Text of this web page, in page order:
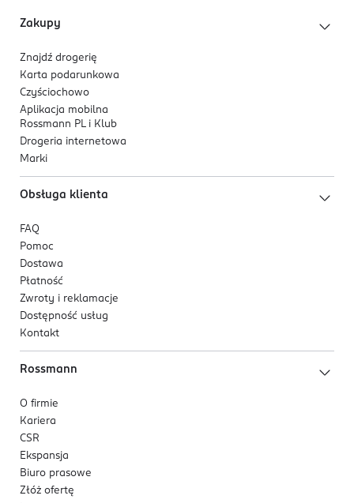
poważne zagrożenie dla zdrowia. Unikać kontaktu z
Unikać kontaktu z tekstyliami i innymi powierzchniami
- produkt może powodować powstanie trwałych plam.
OSOBA/PODMIOT ODPOWIEDZIALNY
Dirk Rossmann GmbH
Isernhägener Straße 16
Burgwedel
DE-Niemcy
4 047196 046630
Zakupy
Znajdź drogerię
Karta podarunkowa
Czyściochowo
Aplikacja mobilna
Rossmann PL i Klub
Drogeria internetowa
Marki
Obsługa klienta
FAQ
Pomoc
Dostawa
Płatność
Zwroty i reklamacje
Dostępność usług
Kontakt
Rossmann
O firmie
Kariera
CSR
Ekspansja
Biuro prasowe
Złóż ofertę